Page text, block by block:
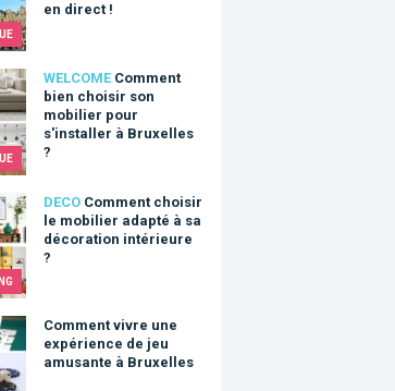
en direct !
WELCOME Comment
bien choisir son
mobilier pour
s'installer à Bruxelles
?
son mobilier pour s'installer à Bruxelles ?
DECO Comment choisir
le mobilier adapté à sa
décoration intérieure
?
mobilier adapté à sa décoration intérieure ?
Comment vivre une
expérience de jeu
amusante à Bruxelles
expérience de jeu amusante à Bruxelles